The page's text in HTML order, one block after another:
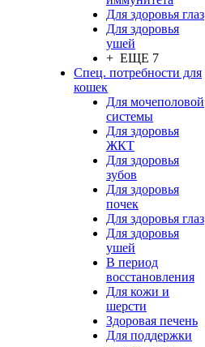
Для здоровья глаз
Для здоровья
ушей
+ ЕЩЕ 7
Спец. потребности для
кошек
Для мочеполовой
системы
Для здоровья
ЖКТ
Для здоровья
зубов
Для здоровья
почек
Для здоровья глаз
Для здоровья
ушей
В период
восстановления
Для кожи и
шерсти
Здоровая печень
Для поддержки